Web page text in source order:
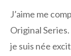
J’aime me
Original
je suis née